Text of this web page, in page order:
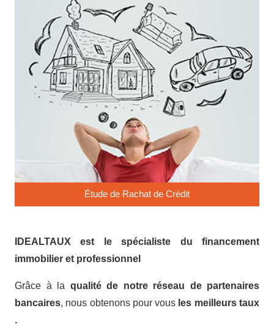
Étude de Rachat de Crédit
IDEALTAUX est lespécialiste du financement
immobilier et professionnel
Grâce à la qualité de notre réseau de partenaires
bancaires, nous obtenons pour vous les meilleurs taux
.